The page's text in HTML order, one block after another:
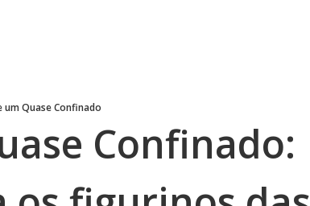
um Quase Confinado
Confinado: